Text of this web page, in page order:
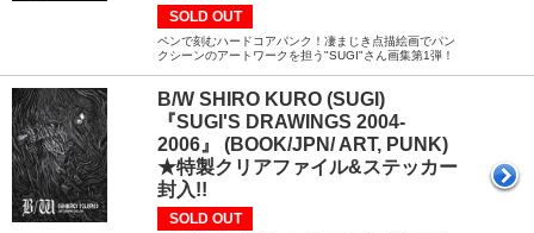
SOLD OUT
ペンで刻むハードコアパンク！凄まじき点描絵画でパン
クシーンのアートワークを担う"SUGI"さん画集第1弾！
B/W SHIRO KURO (SUGI)
『SUGI'S DRAWINGS 2004-
2006』 (BOOK/JPN/ ART, PUNK)
★特製クリアファイル&ステッカー
封入!!
SOLD OUT